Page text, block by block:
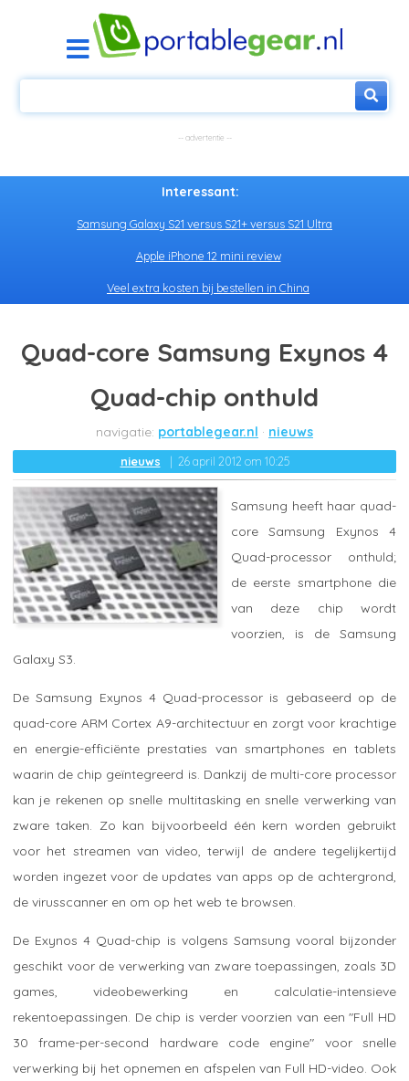
Interessant:
Samsung Galaxy S21 versus S21+ versus S21 Ultra
Apple iPhone 12 mini review
Veel extra kosten bij bestellen in China
Quad-core Samsung Exynos 4
Quad-chip onthuld
portablegear.nl nieuws
nieuws 26 april 2012 om 10:25
Samsung heeft haar quad-
core Samsung Exynos 4
Quad-processor onthuld;
de eerste smartphone die
van deze chip wordt
voorzien, is de Samsung
Galaxy S3.
De Samsung Exynos 4 Quad-processor is gebaseerd op de
quad-core ARM Cortex A9-architectuur en zorgt voor krachtige
en energie-efficiënte prestaties van smartphones en tablets
waarin de chip geïntegreerd is. Dankzij de multi-core processor
kan je rekenen op snelle multitasking en snelle verwerking van
zware taken. Zo kan bijvoorbeeld één kern worden gebruikt
voor het streamen van video, terwijl de andere tegelijkertijd
worden ingezet voor de updates van apps op de achtergrond,
de virusscanner en om op het web te browsen.
De Exynos 4 Quad-chip is volgens Samsung vooral bijzonder
geschikt voor de verwerking van zware toepassingen, zoals 3D
games, videobewerking en calculatie-intensieve
rekentoepassingen. De chip is verder voorzien van een "Full HD
30 frame-per-second hardware code engine" voor snelle
verwerking bij het opnemen en afspelen van Full HD-video. Ook